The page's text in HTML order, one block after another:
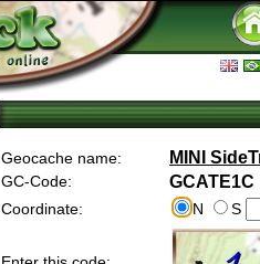
Geocache name: MINI
GC-Code: GCATE1C
Coordinate: N S